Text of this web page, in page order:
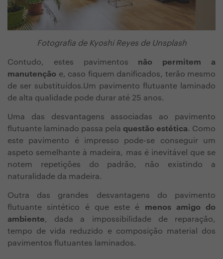
Fotografia de Kyoshi Reyes de Unsplash
Contudo, estes pavimentos não permitem a
manutenção e, caso fiquem danificados, terão mesmo
de ser substituídos.Um pavimento flutuante laminado
de alta qualidade pode durar até 25 anos.
Uma das desvantagens associadas ao pavimento
flutuante laminado passa pela questão estética. Como
este pavimento é impresso pode-se conseguir um
aspeto semelhante à madeira, mas é inevitável que se
notem repetições do padrão, não existindo a
naturalidade da madeira.
Outra das grandes desvantagens do pavimento
flutuante sintético é que este é menos amigo do
ambiente, dada a impossibilidade de reparação,
tempo de vida reduzido e composição material dos
pavimentos flutuantes laminados.